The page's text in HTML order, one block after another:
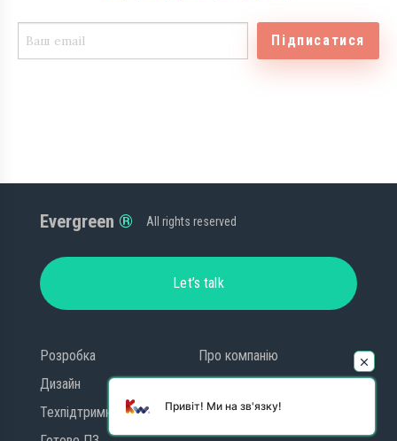
Підписатися
Evergreen All rights reserved
Let’s talk
Розробка
Дизайн
Техпідтримка
Про компанію
Блог
Контакти
Привіт! Ми на зв'язку!